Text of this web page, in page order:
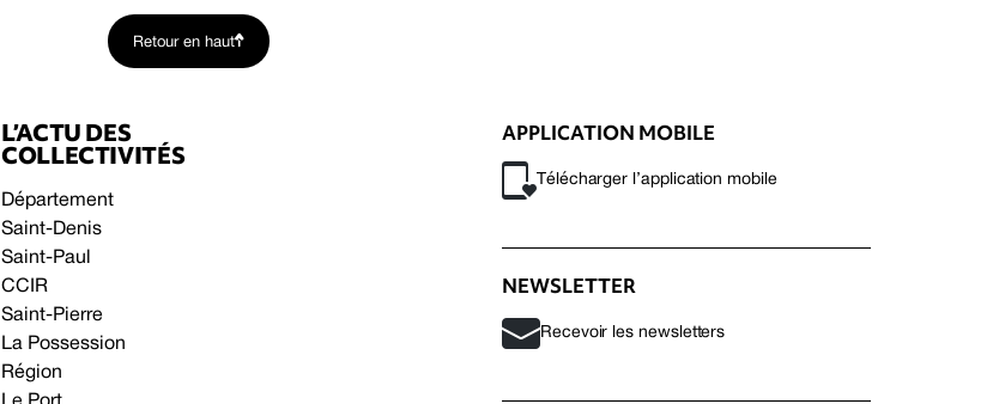
Retour en haut
L’ACTU DES
COLLECTIVITÉS
Département
Saint-Denis
Saint-Paul
CCIR
Saint-Pierre
La Possession
Région
APPLICATION MOBILE
Télécharger l’application mobile
NEWSLETTER
Recevoir les newsletters